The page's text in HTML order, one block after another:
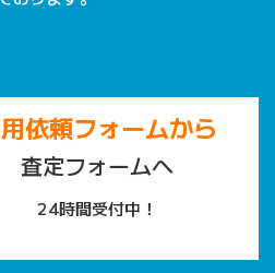
依頼フォームから
査定フォームへ
24時間受付中！